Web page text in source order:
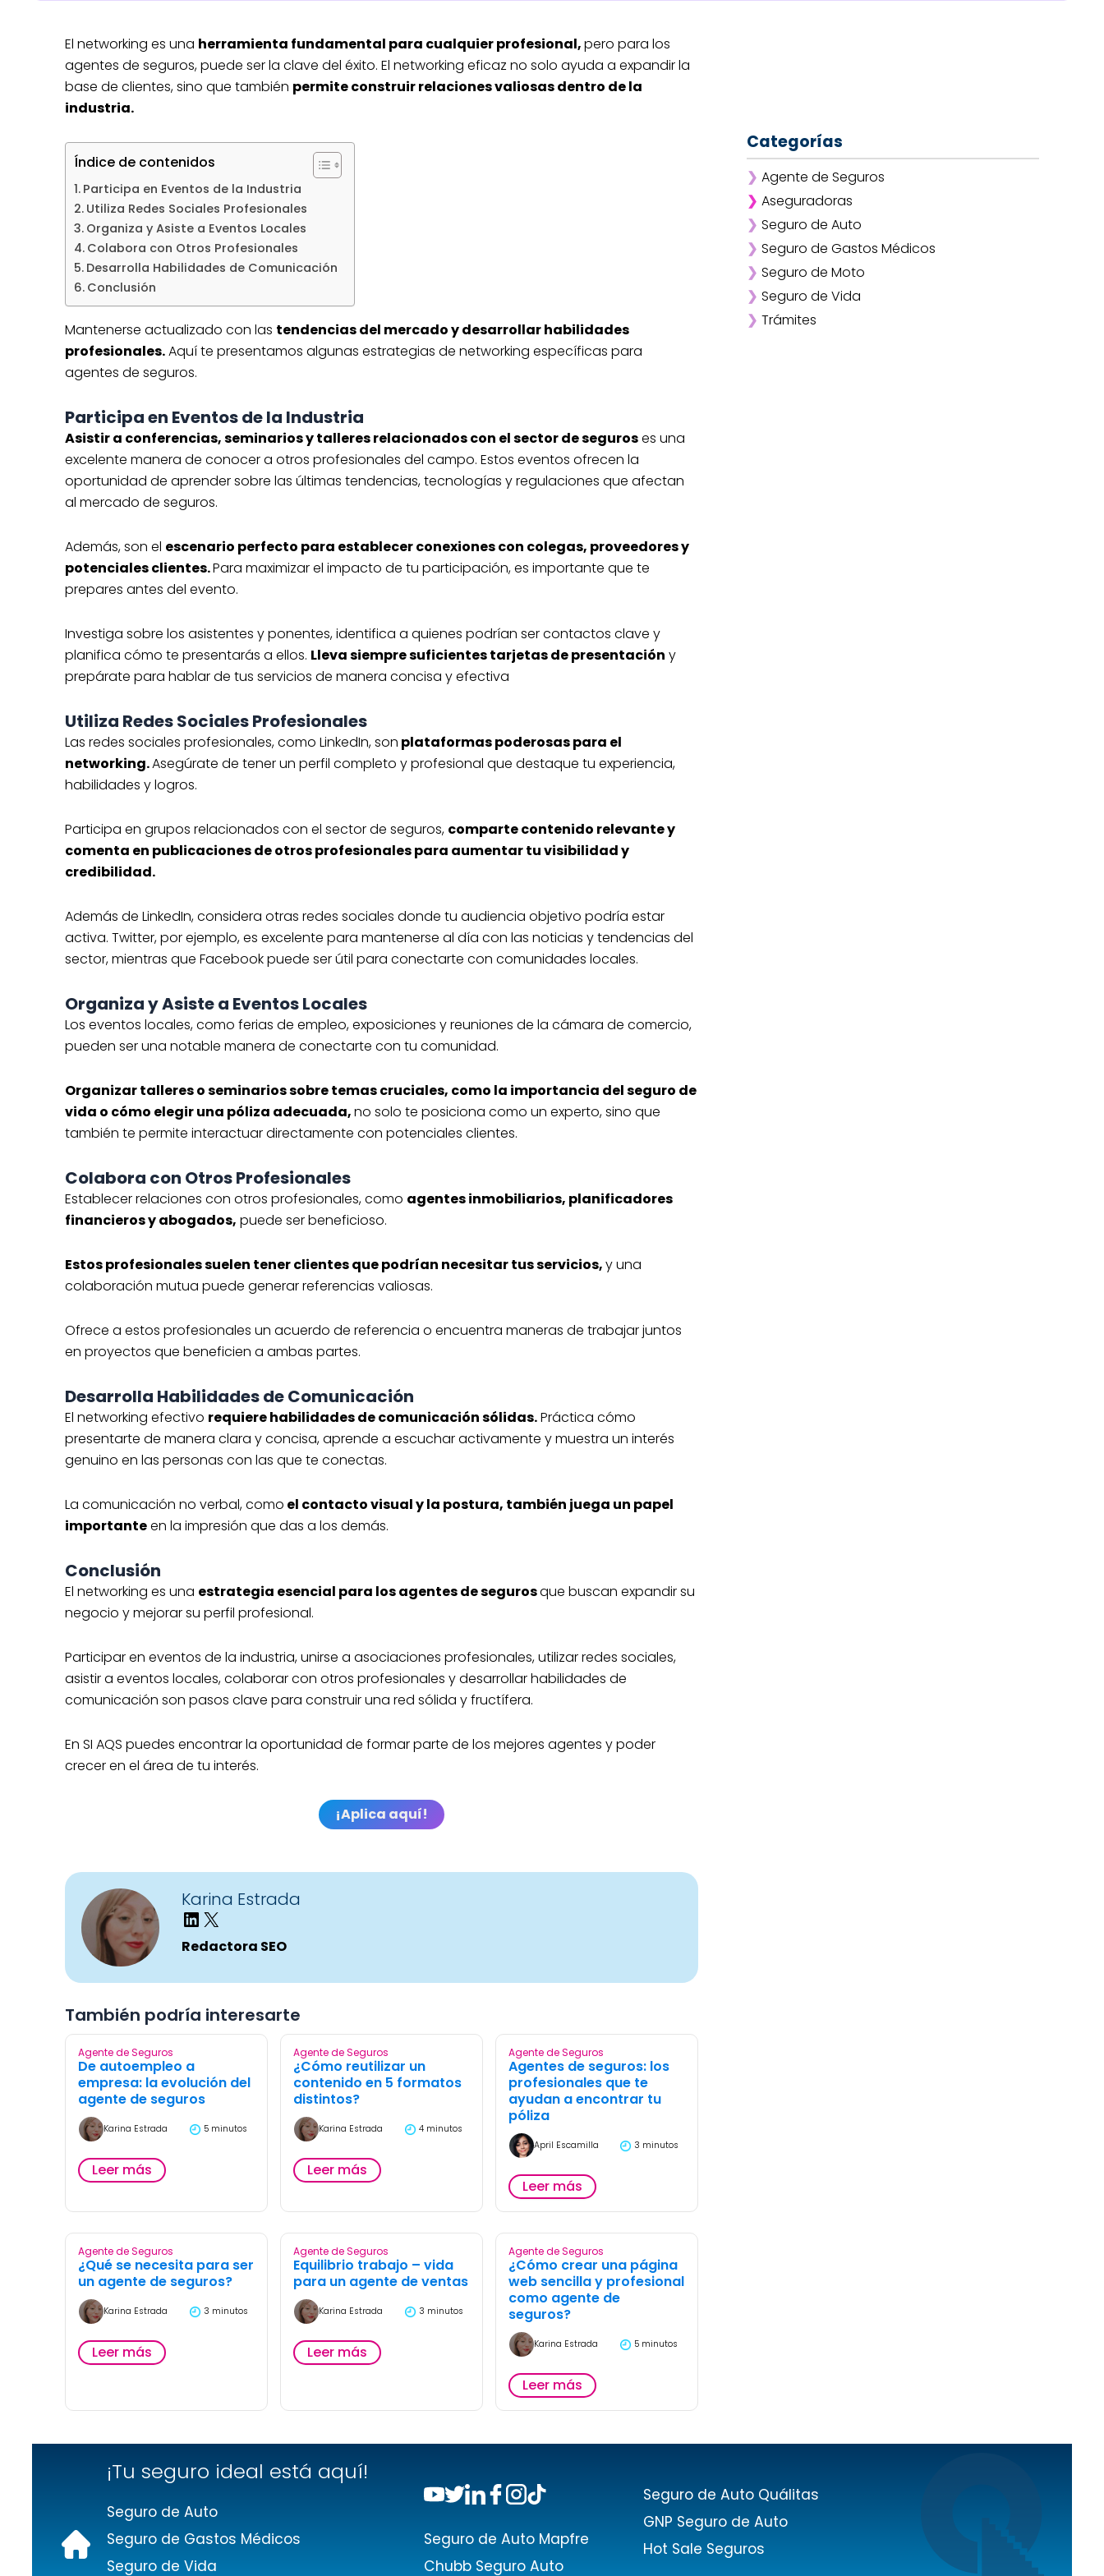
El networking es una herramienta fundamental para cualquier profesional,pero para los
agentes de seguros, puede ser la clave del éxito. El networking eficaz no solo ayuda a expandir la
base de clientes, sino que también permite construir relaciones valiosas dentro de la
industria.
Índice de contenidos
Participa en Eventos de la Industria
Utiliza Redes Sociales Profesionales
Organiza y Asiste a Eventos Locales
Colabora con Otros Profesionales
Desarrolla Habilidades de Comunicación
Conclusión
Mantenerse actualizado con las tendencias del mercado y desarrollar habilidades
profesionales.Aquí te presentamos algunas estrategias de networking específicas para
agentes de seguros.
Participa en Eventos de la Industria
Asistir a conferencias, seminarios y talleres relacionados con el sector de seguroses una
excelente manera de conocer a otros profesionales del campo. Estos eventos ofrecen la
oportunidad de aprender sobre las últimas tendencias, tecnologías y regulaciones que afectan
al mercado de seguros.
Además, son el escenario perfecto para establecer conexiones con colegas, proveedores y
potenciales clientes.Para maximizar el impacto de tu participación, es importante que te
prepares antes del evento.
Investiga sobre los asistentes y ponentes, identifica a quienes podrían ser contactos clave y
planifica cómo te presentarás a ellos. Lleva siempre suficientes tarjetas de presentación y
prepárate para hablar de tus servicios de manera concisa y efectiva
Utiliza Redes Sociales Profesionales
Las redes sociales profesionales, como LinkedIn, son plataformas poderosas para el
networking.Asegúrate de tener un perfil completo y profesional que destaque tu experiencia,
habilidades y logros.
Participa en grupos relacionados con el sector de seguros, comparte contenido relevante y
comenta en publicaciones de otros profesionales para aumentar tu visibilidad y
credibilidad.
Además de LinkedIn, considera otras redes sociales donde tu audiencia objetivo podría estar
activa. Twitter, por ejemplo, es excelente para mantenerse al día con las noticias y tendencias del
sector, mientras que Facebook puede ser útil para conectarte con comunidades locales.
Organiza y Asiste a Eventos Locales
Los eventos locales, como ferias de empleo, exposiciones y reuniones de la cámara de comercio,
pueden ser una notable manera de conectarte con tu comunidad.
Organizar talleres o seminarios sobre temas cruciales, como la importancia del seguro de
vida o cómo elegir una póliza adecuada,no solo te posiciona como un experto, sino que
también te permite interactuar directamente con potenciales clientes.
Colabora con Otros Profesionales
Establecer relaciones con otros profesionales, como agentes inmobiliarios, planificadores
financieros y abogados, puede ser beneficioso.
Estos profesionales suelen tener clientes que podrían necesitar tus servicios,y una
colaboración mutua puede generar referencias valiosas.
Ofrece a estos profesionales un acuerdo de referencia o encuentra maneras de trabajar juntos
en proyectos que beneficien a ambas partes.
Desarrolla Habilidades de Comunicación
El networking efectivo requiere habilidades de comunicación sólidas.Práctica cómo
presentarte de manera clara y concisa, aprende a escuchar activamente y muestra un interés
genuino en las personas con las que te conectas.
La comunicación no verbal, como el contacto visual y la postura, también juega un papel
importanteen la impresión que das a los demás.
Conclusión
El networking es una estrategia esencial para los agentes de segurosque buscan expandir su
negocio y mejorar su perfil profesional.
Participar en eventos de la industria, unirse a asociaciones profesionales, utilizar redes sociales,
asistir a eventos locales, colaborar con otros profesionales y desarrollar habilidades de
comunicación son pasos clave para construir una red sólida y fructífera.
En SI AQS puedes encontrar la oportunidad de formar parte de los mejores agentes y poder
crecer en el área de tu interés.
¡Aplica aquí!
Karina Estrada
Redactora SEO
También podría interesarte
Agente de Seguros
De autoempleo a
empresa: la evolución del
agente de seguros
Karina Estrada 5 minutos
Leer más
Agente de Seguros
¿Cómo reutilizar un
contenido en 5 formatos
distintos?
Karina Estrada 4 minutos
Leer más
Agente de Seguros
Agentes de seguros: los
profesionales que te
ayudan a encontrar tu
póliza
April Escamilla 3 minutos
Leer más
Agente de Seguros
¿Qué se necesita para ser
un agente de seguros?
Karina Estrada 3 minutos
Leer más
Agente de Seguros
Equilibrio trabajo – vida
para un agente de ventas
Karina Estrada 3 minutos
Leer más
Agente de Seguros
¿Cómo crear una página
web sencilla y profesional
como agente de
seguros?
Karina Estrada 5 minutos
Leer más
Categorías
❯ Agente de Seguros
❯ Aseguradoras
❯ Afirme
❯ ANA
❯ AXA
❯ Chubb
❯ GNP
❯ Seguro de Auto
❯ Seguro de Gastos Médicos
❯ Seguro de Moto
❯ Seguro de Vida
❯ Trámites
¡Tu seguro ideal está aquí!
Seguro de Auto
Seguro de Gastos Médicos
Seguro de Vida
Seguro de Auto Mapfre
Chubb Seguro Auto
Seguro de Auto Quálitas
GNP Seguro de Auto
Hot Sale Seguros